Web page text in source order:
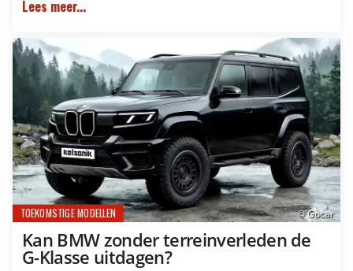
Lees meer...
© Gocar
TOEKOMSTIGE MODELLEN
Kan BMW zonder terreinverleden de
G-Klasse uitdagen?